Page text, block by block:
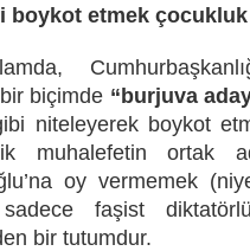
boykot etmek çocukluk
biçimde “burjuva
niteleyerek boykot
muhalefetin ortak
oy vermemek
faşist
bir tutumdur.